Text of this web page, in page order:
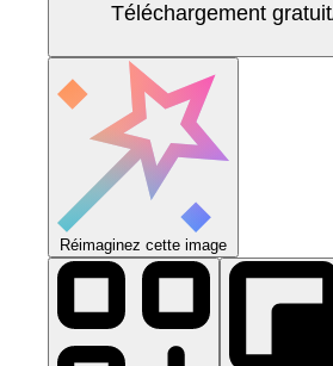
Téléchargement gratuit
Réimaginez cette image